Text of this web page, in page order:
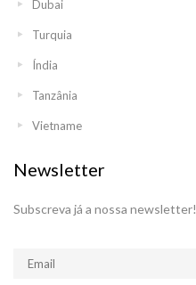
Dubai
Turquia
Índia
Tanzânia
Vietname
Newsletter
Subscreva já a nossa newsletter!